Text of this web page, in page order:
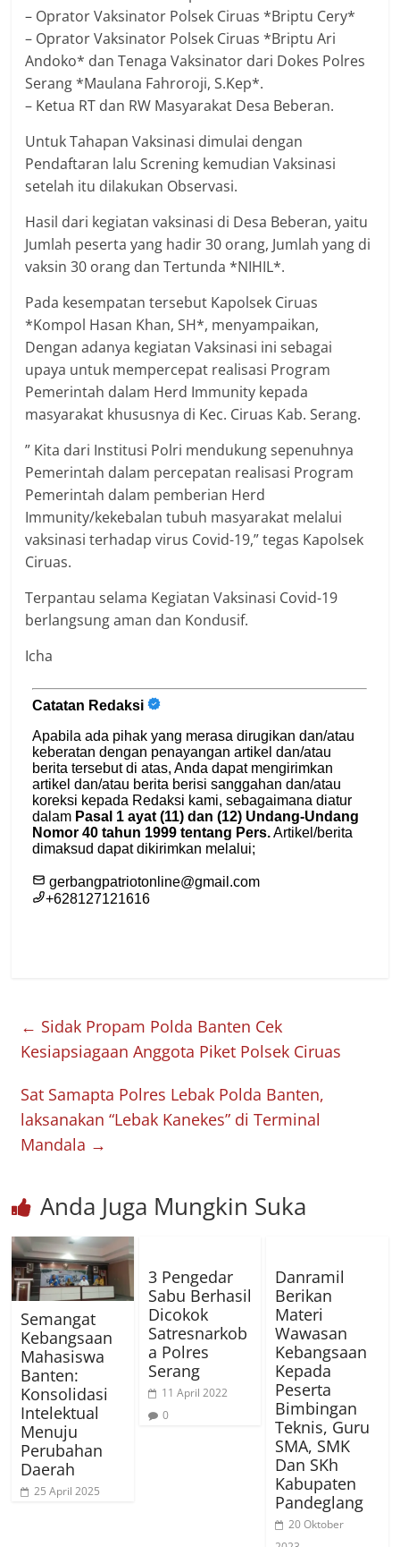
– Oprator Vaksinator Polsek Ciruas *Briptu Cery*
– Oprator Vaksinator Polsek Ciruas *Briptu Ari
Andoko* dan Tenaga Vaksinator dari Dokes Polres
Serang *Maulana Fahroroji, S.Kep*.
– Ketua RT dan RW Masyarakat Desa Beberan.
Untuk Tahapan Vaksinasi dimulai dengan
Pendaftaran lalu Screning kemudian Vaksinasi
setelah itu dilakukan Observasi.
Hasil dari kegiatan vaksinasi di Desa Beberan, yaitu
Jumlah peserta yang hadir 30 orang, Jumlah yang di
vaksin 30 orang dan Tertunda *NIHIL*.
Pada kesempatan tersebut Kapolsek Ciruas
*Kompol Hasan Khan, SH*, menyampaikan,
Dengan adanya kegiatan Vaksinasi ini sebagai
upaya untuk mempercepat realisasi Program
Pemerintah dalam Herd Immunity kepada
masyarakat khususnya di Kec. Ciruas Kab. Serang.
” Kita dari Institusi Polri mendukung sepenuhnya
Pemerintah dalam percepatan realisasi Program
Pemerintah dalam pemberian Herd
Immunity/kekebalan tubuh masyarakat melalui
vaksinasi terhadap virus Covid-19,” tegas Kapolsek
Ciruas.
Terpantau selama Kegiatan Vaksinasi Covid-19
berlangsung aman dan Kondusif.
Icha
← Sidak Propam Polda Banten Cek
Kesiapsiagaan Anggota Piket Polsek Ciruas
Sat Samapta Polres Lebak Polda Banten,
laksanakan “Lebak Kanekes” di Terminal
Mandala →
Anda Juga Mungkin Suka
Semangat
Kebangsaan
Mahasiswa
Banten:
Konsolidasi
Intelektual
Menuju
Perubahan
Daerah
25 April 2025
3 Pengedar
Sabu Berhasil
Dicokok
Satresnarkob
a Polres
Serang
11 April 2022
0
Danramil
Berikan
Materi
Wawasan
Kebangsaan
Kepada
Peserta
Bimbingan
Teknis, Guru
SMA, SMK
Dan SKh
Kabupaten
Pandeglang
20 Oktober